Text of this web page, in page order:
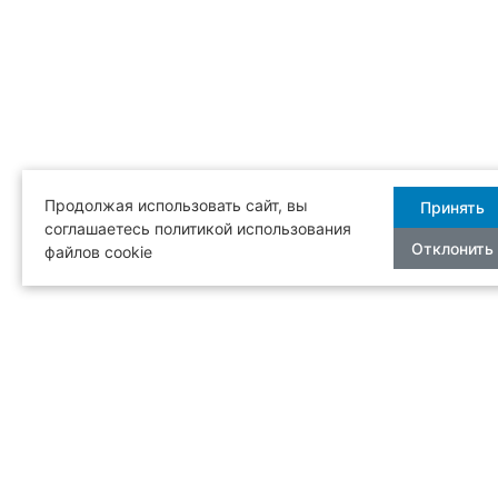
Продолжая использовать сайт, вы
соглашаетесь политикой использования
файлов cookie
Принять
Отклонить